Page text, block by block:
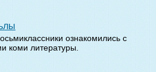
ознакомились с
коми литературы.